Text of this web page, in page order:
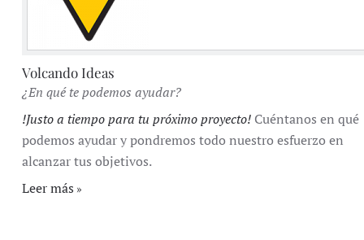
Volcando Ideas
¿En qué te podemos ayudar?
!Justo a tiempo para tu próximo proyecto! Cuéntanos en qué
podemos ayudar y pondremos todo nuestro esfuerzo en
alcanzar tus objetivos.
Leer más